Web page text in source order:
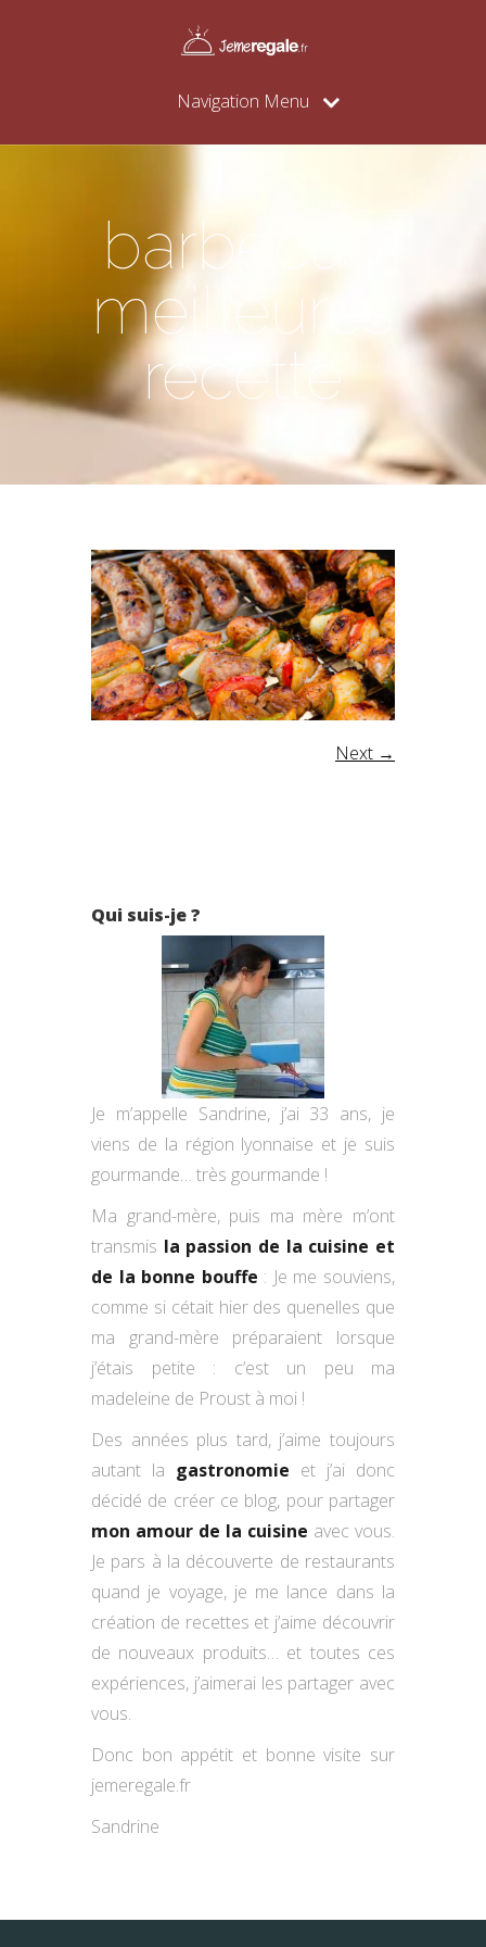
Navigation Menu
barbecue
meilleures
recette
Next →
Qui suis-je ?
Je m’appelle Sandrine, j’ai 33 ans, je
viens de la région lyonnaise et je suis
gourmande… très gourmande !
Ma grand-mère, puis ma mère m’ont
transmis la passion de la cuisine et
de la bonne bouffe : Je me souviens,
comme si cétait hier des quenelles que
ma grand-mère préparaient lorsque
j’étais petite : c’est un peu ma
madeleine de Proust à moi !
Des années plus tard, j’aime toujours
autant la gastronomie et j’ai donc
décidé de créer ce blog, pour partager
mon amour de la cuisine avec vous.
Je pars à la découverte de restaurants
quand je voyage, je me lance dans la
création de recettes et j’aime découvrir
de nouveaux produits… et toutes ces
expériences, j’aimerai les partager avec
vous.
Donc bon appétit et bonne visite sur
jemeregale.fr
Sandrine